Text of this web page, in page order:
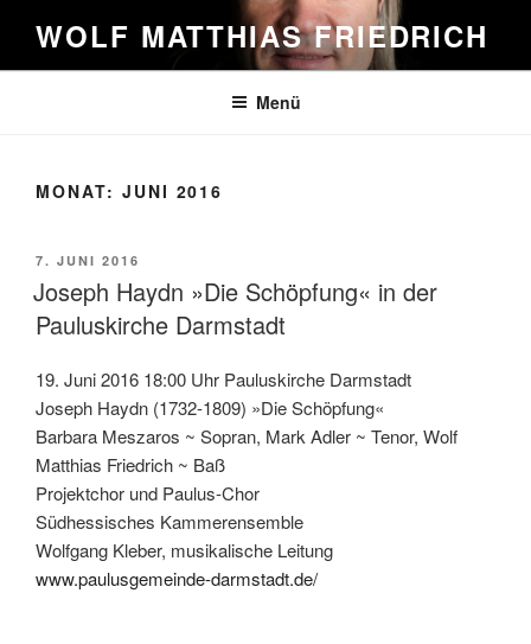
Inhalt
springen
WOLF MATTHIAS FRIEDRICH
Menü
MONAT: JUNI 2016
VERÖFFENTLICHT
AM
7. JUNI 2016
Joseph Haydn »Die Schöpfung« in der
Pauluskirche Darmstadt
19. Juni 2016 18:00 Uhr Pauluskirche Darmstadt
Joseph Haydn (1732-1809) »Die Schöpfung«
Barbara Meszaros ~ Sopran, Mark Adler ~ Tenor, Wolf
Matthias Friedrich ~ Baß
Projektchor und Paulus-Chor
Südhessisches Kammerensemble
Wolfgang Kleber, musikalische Leitung
www.paulusgemeinde-darmstadt.de/